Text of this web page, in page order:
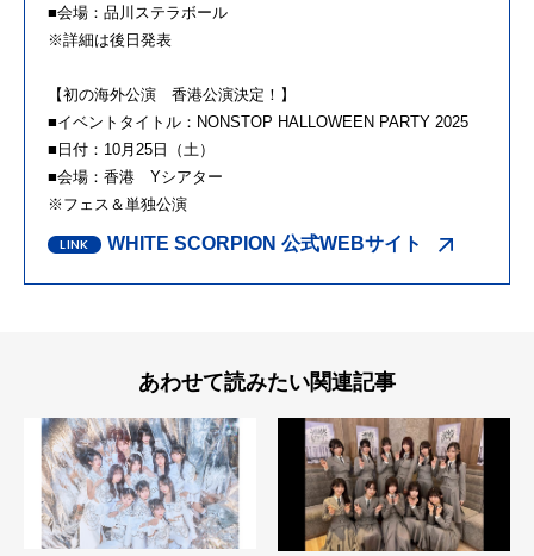
■会場：品川ステラボール
※詳細は後日発表
【初の海外公演 香港公演決定！】
■イベントタイトル：NONSTOP HALLOWEEN PARTY 2025
■日付：10月25日（土）
■会場：香港 Yシアター
※フェス＆単独公演
WHITE SCORPION 公式WEBサイト
あわせて読みたい関連記事